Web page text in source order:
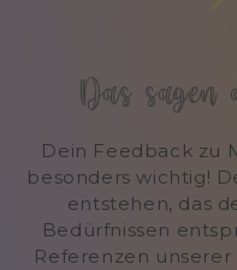
Das
Dein Feedback zu
besonders wichtig!
entstehen, das
Bedürfnissen
Referenzen